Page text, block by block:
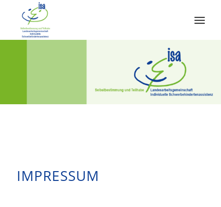
IMPRESSUM